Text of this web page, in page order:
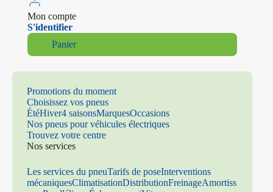
Mon compte
S'identifier
Panier
Promotions du moment
Choisissez vos pneus
ÉtéHiver4 saisonsMarquesOccasions
Nos pneus pour véhicules électriques
Trouvez votre centre
Nos services
Les services du pneuTarifs de poseInterventions
mécaniquesClimatisationDistributionFreinageAmortiss